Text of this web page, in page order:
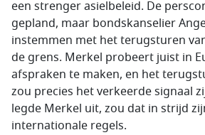
een strenger asielbeleid. De
gepland, maar bondskanselier
instemmen met het terugsturen
de grens. Merkel probeert juist in
afspraken te maken, en het
zou precies het verkeerde signaal
legde Merkel uit, zou dat in strijd
internationale regels.